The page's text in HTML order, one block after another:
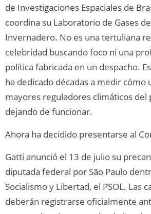
de Investigaciones Espaciales de
coordina su Laboratorio de Gases
Invernadero. No es una tertuliana
celebridad buscando foco ni una
política fabricada en un despacho.
ha dedicado décadas a medir cómo
mayores reguladores climáticos del
dejando de funcionar.
Ahora ha decidido presentarse al
Gatti anunció el 13 de julio su
diputada federal por São Paulo
Socialismo y Libertad, el PSOL. Las
deberán registrarse oficialmente